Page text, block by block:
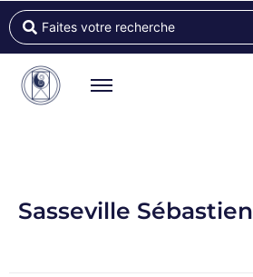
Sasseville Sébastien